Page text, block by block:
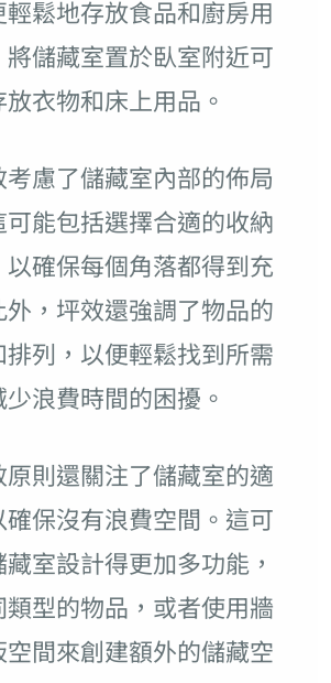
鬆地存放食品和廚房用
儲藏室置於臥室附近可
衣物和床上用品。
慮了儲藏室內部的佈局
能包括選擇合適的收納
確保每個角落都得到充
，坪效還強調了物品的
列，以便輕鬆找到所需
浪費時間的困擾。
則還關注了儲藏室的適
保沒有浪費空間。這可
室設計得更加多功能，
型的物品，或者使用牆
間來創建額外的儲藏空